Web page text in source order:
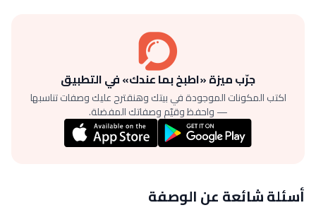
جرّب ميزة «اطبخ بما عندك» في التطبيق
اكتب المكونات الموجودة في بيتك وهنقترح عليك وصفات تناسبها
— واحفظ وقيّم وصفاتك المفضلة.
أسئلة شائعة عن الوصفة